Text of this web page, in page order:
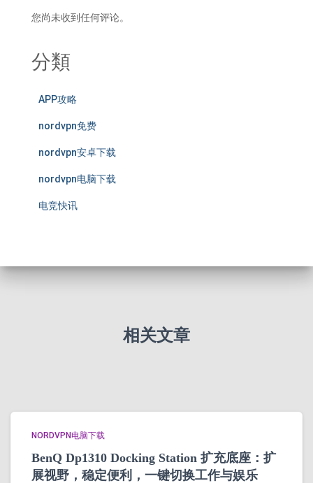
您尚未收到任何评论。
分類
APP攻略
nordvpn免费
nordvpn安卓下载
nordvpn电脑下载
电竞快讯
相关文章
NORDVPN电脑下载
BenQ Dp1310 Docking Station 扩充底座：扩
展视野，稳定便利，一键切换工作与娱乐